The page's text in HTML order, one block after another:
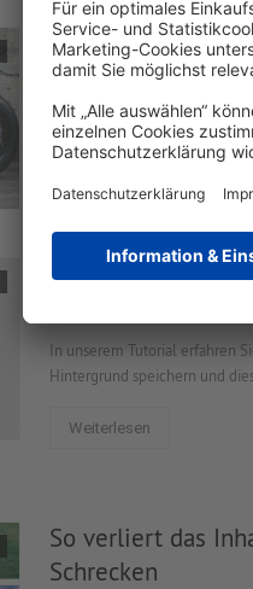
Photoshop-Filter
Bilder mithilfe von Filtern zu
Adobe Photoshop. In
Weiterlesen
Photoshop
In unserem Tutorial erfahren
Hintergrund speichern und
Weiterlesen
So verliert das
Schrecken